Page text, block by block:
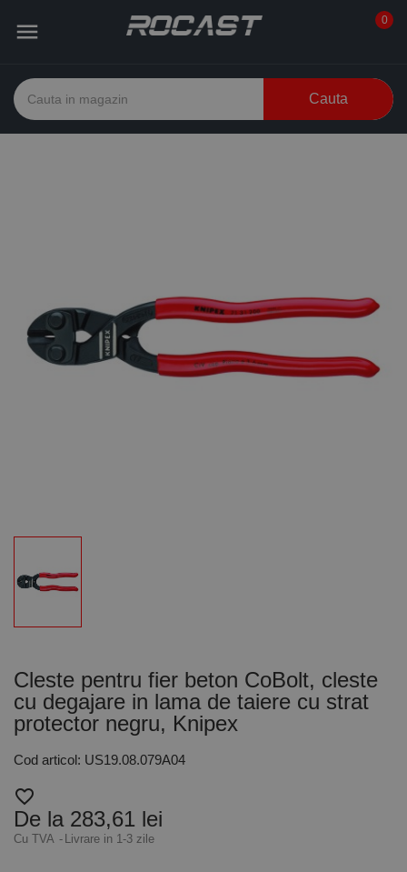
 0
Cauta
Cleste pentru fier beton CoBolt, cleste
cu degajare in lama de taiere cu strat
protector negru, Knipex
Cod articol: US19.08.079A04
favorite_border
De la 283,61 lei
Cu TVA Livrare in 1-3 zile